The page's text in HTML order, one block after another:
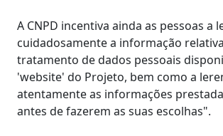
A CNPD incentiva ainda as pessoas a
cuidadosamente a informação
tratamento de dados pessoais
'website' do Projeto, bem como a
atentamente as informações
antes de fazerem as suas escolhas".